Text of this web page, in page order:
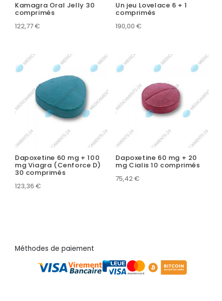
Kamagra Oral Jelly 30
comprimés
122,77€
Un jeu Lovelace 6 + 1
comprimés
190,00€
Dapoxetine 60 mg + 100
mg Viagra (Cenforce D)
30 comprimés
123,36 €
Dapoxetine 60 mg + 20
mg Cialis 10 comprimés
75,42€
Méthodes de paiement